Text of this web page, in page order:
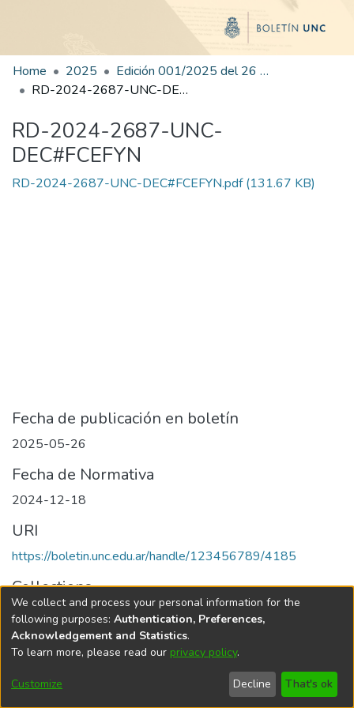
Home 2025
Edición 001/2025 del 26 de mayo de 2025
RD-2024-2687-UNC-DEC#FCEFYN
RD-2024-2687-UNC-
DEC#FCEFYN
RD-2024-2687-UNC-DEC#FCEFYN.pdf(131.67 KB)
Fecha de publicación en boletín
2025-05-26
Fecha de Normativa
2024-12-18
URI
https://boletin.unc.edu.ar/handle/123456789/4185
Collections
Edición 001/2025 del 26 de mayo de 2025
Universidad Nacional de Córdoba
We collect and process your personal information for the
following purposes: Authentication, Preferences,
Acknowledgement and Statistics.
To learn more, please read our privacy policy.
Customize Decline That's ok